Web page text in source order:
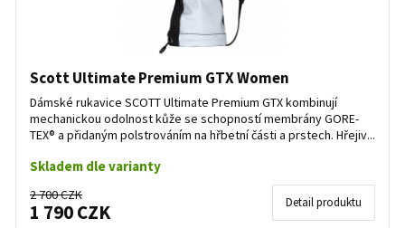
Scott Ultimate Premium GTX Women
Dámské rukavice SCOTT Ultimate Premium GTX kombinují
mechanickou odolnost kůže se schopností membrány GORE-
TEX® a přidaným polstrováním na hřbetní části a prstech. Hřejiv...
Skladem dle varianty
2 700 CZK
1 790 CZK Detail produktu